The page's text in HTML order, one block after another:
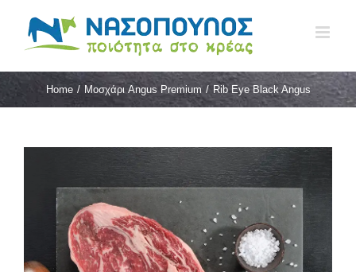
content
Home / Μοσχάρι Angus Premium / Rib Eye Black Angus